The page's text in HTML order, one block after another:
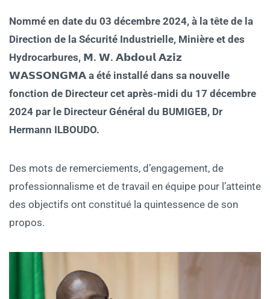
Nommé en date du 03 décembre 2024, à la tête de la
Direction de la Sécurité Industrielle, Minière et des
Hydrocarbures, 𝗠. 𝗪. 𝗔𝗯𝗱𝗼𝘂𝗹 𝗔𝘇𝗶𝘇
𝗪𝗔𝗦𝗦𝗢𝗡𝗚𝗠𝗔 a été installé dans sa nouvelle
fonction de Directeur cet après-midi du 17 décembre
2024 par le Directeur Général du BUMIGEB, Dr
Hermann ILBOUDO.
Des mots de remerciements, d’engagement, de
professionnalisme et de travail en équipe pour l’atteinte
des objectifs ont constitué la quintessence de son
propos.